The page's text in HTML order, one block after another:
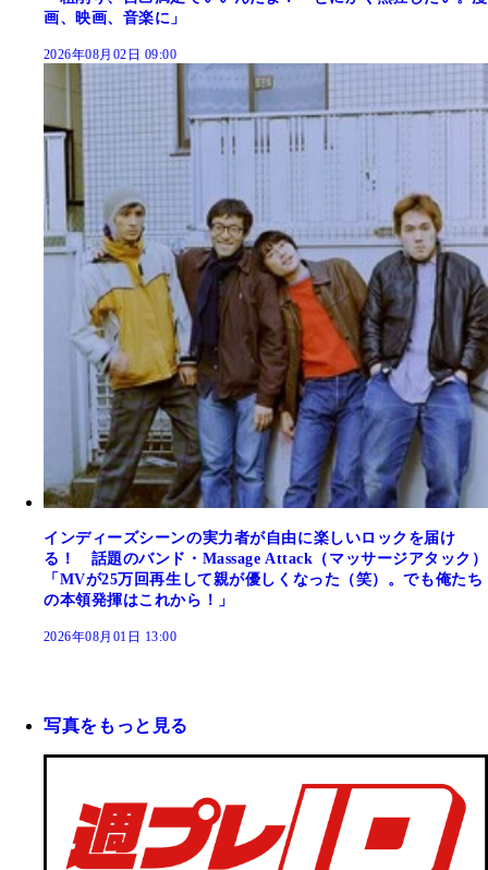
画、映画、音楽に」
2026年08月02日 09:00
インディーズシーンの実力者が自由に楽しいロックを届け
る！ 話題のバンド・Massage Attack（マッサージアタック）
「MVが25万回再生して親が優しくなった（笑）。でも俺たち
の本領発揮はこれから！」
2026年08月01日 13:00
写真をもっと見る